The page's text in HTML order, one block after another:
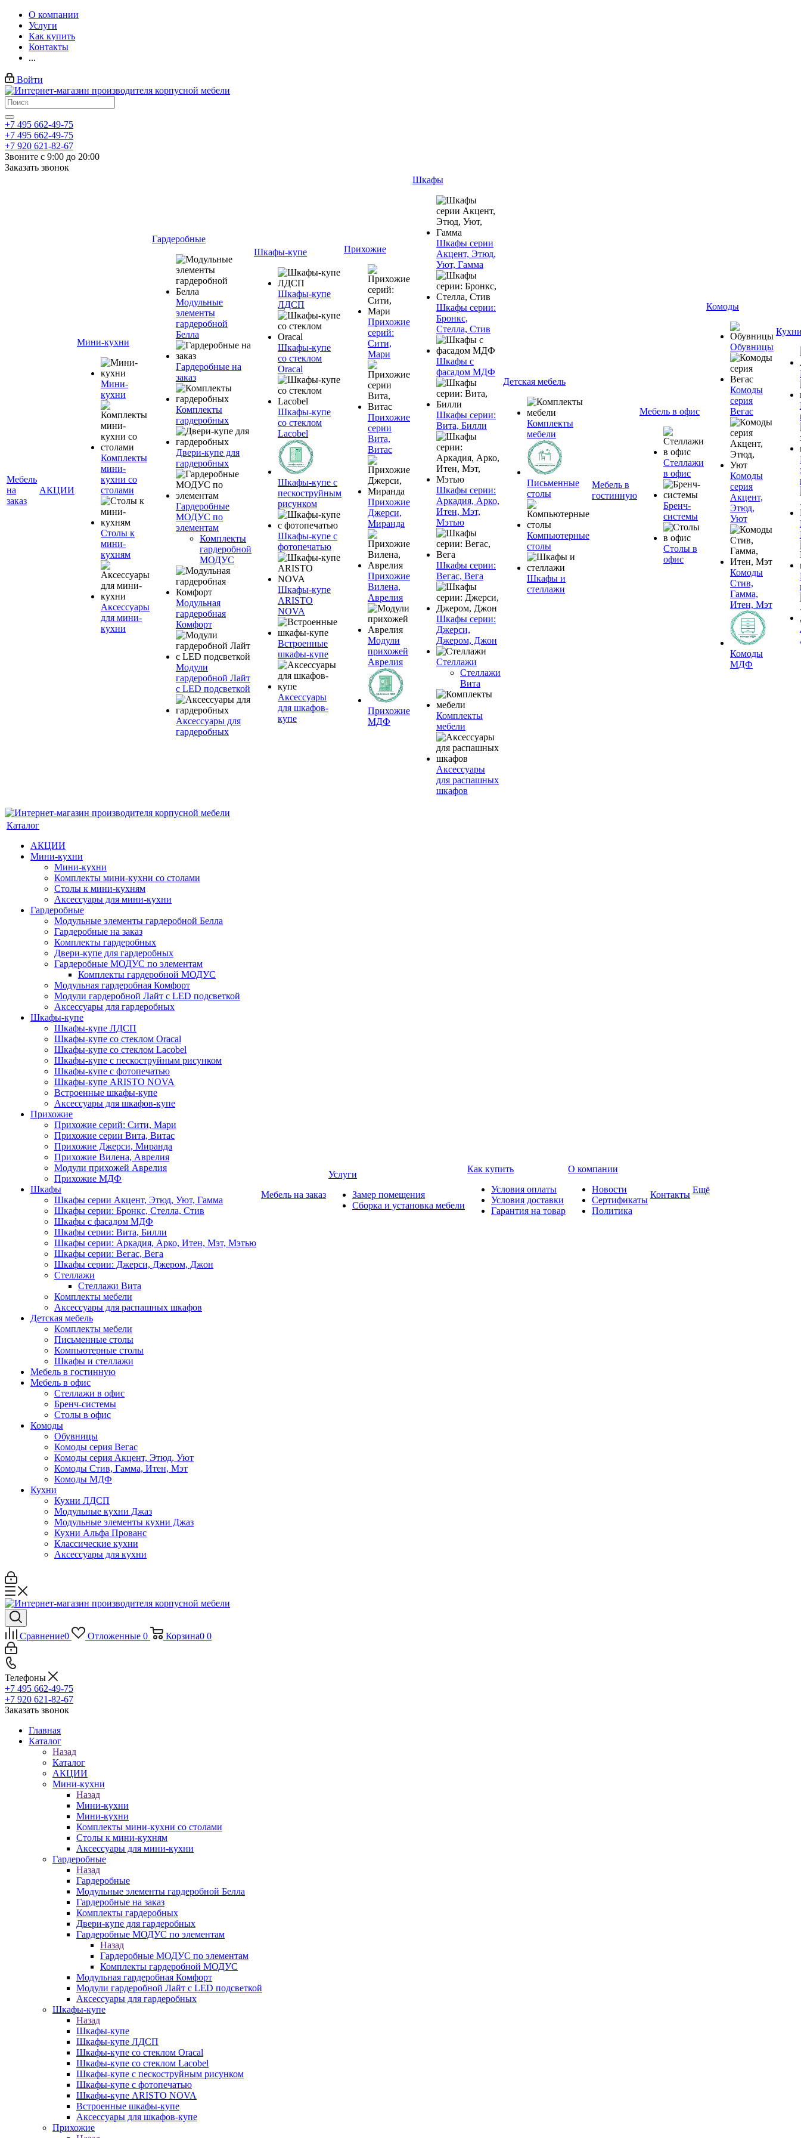
О компании
Услуги
Как купить
Контакты
...
Войти
+7 495 662-49-75
+7 495 662-49-75
+7 920 621-82-67
Звоните с 9:00 до 20:00
Заказать звонок
Мебель
на
заказ
АКЦИИ
Мини-кухни
Мини-
кухни
Комплекты
мини-
кухни со
столами
Столы к
мини-
кухням
Аксессуары
для мини-
кухни
Гардеробные
Модульные
элементы
гардеробной
Белла
Гардеробные на
заказ
Комплекты
гардеробных
Двери-купе для
гардеробных
Гардеробные
МОДУС по
элементам
Комплекты
гардеробной
МОДУС
Модульная
гардеробная
Комфорт
Модули
гардеробной Лайт
с LED подсветкой
Аксессуары для
гардеробных
Шкафы-купе
Шкафы-купе
ЛДСП
Шкафы-купе
со стеклом
Oracal
Шкафы-купе
со стеклом
Lacobel
Шкафы-купе с
пескоструйным
рисунком
Шкафы-купе с
фотопечатью
Шкафы-купе
ARISTO
NOVA
Встроенные
шкафы-купе
Аксессуары
для шкафов-
купе
Прихожие
Прихожие
серий:
Сити,
Мари
Прихожие
серии
Вита,
Витас
Прихожие
Джерси,
Миранда
Прихожие
Вилена,
Аврелия
Модули
прихожей
Аврелия
Прихожие
МДФ
Шкафы
Шкафы серии
Акцент, Этюд,
Уют, Гамма
Шкафы серии:
Бронкс,
Стелла, Стив
Шкафы с
фасадом МДФ
Шкафы серии:
Вита, Билли
Шкафы серии:
Аркадия, Арко,
Итен, Мэт,
Мэтью
Шкафы серии:
Вегас, Вега
Шкафы серии:
Джерси,
Джером, Джон
Стеллажи
Стеллажи
Вита
Комплекты
мебели
Аксессуары
для распашных
шкафов
Детская мебель
Комплекты
мебели
Письменные
столы
Компьютерные
столы
Шкафы и
стеллажи
Мебель в
гостинную
Мебель в офис
Стеллажи
в офис
Бренч-
системы
Столы в
офис
Комоды
Обувницы
Комоды
серия
Вегас
Комоды
серия
Акцент,
Этюд,
Уют
Комоды
Стив,
Гамма,
Итен, Мэт
Комоды
МДФ
Каталог
АКЦИИ
Мини-кухни
Мини-кухни
Комплекты мини-кухни со столами
Столы к мини-кухням
Аксессуары для мини-кухни
Гардеробные
Модульные элементы гардеробной Белла
Гардеробные на заказ
Комплекты гардеробных
Двери-купе для гардеробных
Гардеробные МОДУС по элементам
Комплекты гардеробной МОДУС
Модульная гардеробная Комфорт
Модули гардеробной Лайт с LED подсветкой
Аксессуары для гардеробных
Шкафы-купе
Шкафы-купе ЛДСП
Шкафы-купе со стеклом Oracal
Шкафы-купе со стеклом Lacobel
Шкафы-купе с пескоструйным рисунком
Шкафы-купе с фотопечатью
Шкафы-купе ARISTO NOVA
Встроенные шкафы-купе
Аксессуары для шкафов-купе
Прихожие
Прихожие серий: Сити, Мари
Прихожие серии Вита, Витас
Прихожие Джерси, Миранда
Прихожие Вилена, Аврелия
Модули прихожей Аврелия
Прихожие МДФ
Шкафы
Шкафы серии Акцент, Этюд, Уют, Гамма
Шкафы серии: Бронкс, Стелла, Стив
Шкафы с фасадом МДФ
Шкафы серии: Вита, Билли
Шкафы серии: Аркадия, Арко, Итен, Мэт, Мэтью
Шкафы серии: Вегас, Вега
Шкафы серии: Джерси, Джером, Джон
Стеллажи
Стеллажи Вита
Комплекты мебели
Аксессуары для распашных шкафов
Детская мебель
Комплекты мебели
Письменные столы
Компьютерные столы
Шкафы и стеллажи
Мебель в гостинную
Мебель в офис
Стеллажи в офис
Бренч-системы
Столы в офис
Комоды
Обувницы
Комоды серия Вегас
Комоды серия Акцент, Этюд, Уют
Комоды Стив, Гамма, Итен, Мэт
Комоды МДФ
Кухни
Кухни ЛДСП
Модульные кухни Джаз
Модульные элементы кухни Джаз
Кухни Альфа Прованс
Классические кухни
Аксессуары для кухни
Мебель на заказ
Услуги
Замер помещения
Сборка и установка мебели
Как купить
Условия оплаты
Условия доставки
Гарантия на товар
О компании
Новости
Сертификаты
Политика
Контакты Ещё
Сравнение0 Отложенные 0 Корзина0 0
Телефоны
+7 495 662-49-75
+7 920 621-82-67
Заказать звонок
Главная
Каталог
Назад
Каталог
АКЦИИ
Мини-кухни
Назад
Мини-кухни
Мини-кухни
Комплекты мини-кухни со столами
Столы к мини-кухням
Аксессуары для мини-кухни
Гардеробные
Назад
Гардеробные
Модульные элементы гардеробной Белла
Гардеробные на заказ
Комплекты гардеробных
Двери-купе для гардеробных
Гардеробные МОДУС по элементам
Назад
Гардеробные МОДУС по элементам
Комплекты гардеробной МОДУС
Модульная гардеробная Комфорт
Модули гардеробной Лайт с LED подсветкой
Аксессуары для гардеробных
Шкафы-купе
Назад
Шкафы-купе
Шкафы-купе ЛДСП
Шкафы-купе со стеклом Oracal
Шкафы-купе со стеклом Lacobel
Шкафы-купе с пескоструйным рисунком
Шкафы-купе с фотопечатью
Шкафы-купе ARISTO NOVA
Встроенные шкафы-купе
Аксессуары для шкафов-купе
Прихожие